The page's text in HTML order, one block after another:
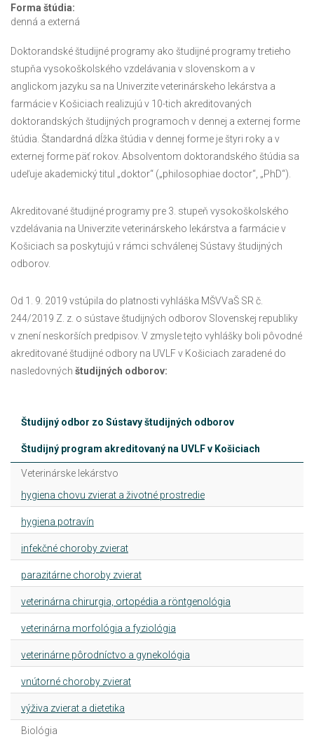
Forma štúdia:
denná a externá
Doktorandské študijné programy ako študijné programy tretieho
stupňa vysokoškolského vzdelávania v slovenskom a v
anglickom jazyku sa na Univerzite veterinárskeho lekárstva a
farmácie v Košiciach realizujú v 10-tich akreditovaných
doktorandských študijných programoch v dennej a externej forme
štúdia. Štandardná dĺžka štúdia v dennej forme je štyri roky a v
externej forme päť rokov. Absolventom doktorandského štúdia sa
udeľuje akademický titul „doktor“ („philosophiae doctor“, „PhD“).
Akreditované študijné programy pre 3. stupeň vysokoškolského
vzdelávania na Univerzite veterinárskeho lekárstva a farmácie v
Košiciach sa poskytujú v rámci schválenej Sústavy študijných
odborov.
Od 1. 9. 2019 vstúpila do platnosti vyhláška MŠVVaŠ SR č.
244/2019 Z. z. o sústave študijných odborov Slovenskej republiky
v znení neskorších predpisov. V zmysle tejto vyhlášky boli pôvodné
akreditované študijné odbory na UVLF v Košiciach zaradené do
nasledovných študijných odborov:
Študijný odbor zo Sústavy študijných odborov
Študijný program akreditovaný na UVLF v Košiciach
Veterinárske lekárstvo
hygiena chovu zvierat a životné prostredie
hygiena potravín
infekčné choroby zvierat
parazitárne choroby zvierat
veterinárna chirurgia, ortopédia a röntgenológia
veterinárna morfológia a fyziológia
veterinárne pôrodníctvo a gynekológia
vnútorné choroby zvierat
výživa zvierat a dietetika
Biológia